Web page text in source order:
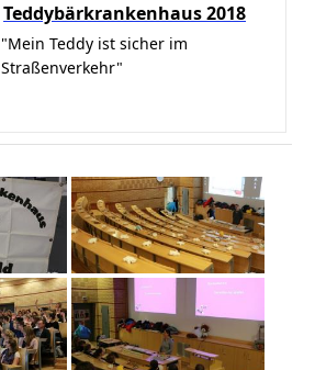
Teddybärkrankenhaus 2018
"Mein Teddy ist sicher im
Straßenverkehr"